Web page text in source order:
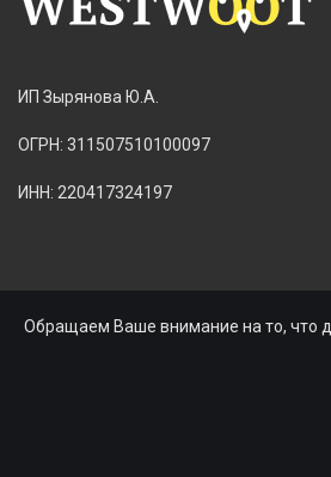
ИП Зырянова Ю.А.
ОГРН: 311507510100097
ИНН: 220417324197
Обращаем Ваше внимание на то, что